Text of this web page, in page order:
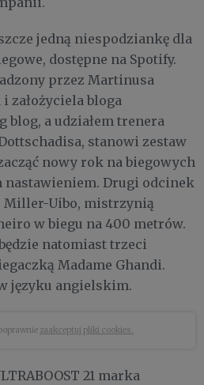
jedną niespodziankę dla
dostępne na Spotify.
przez Martinusa
założyciela bloga
a udziałem trenera
stanowi zestaw
nowy rok na biegowych
nastawieniem. Drugi odcinek
Miller-Uibo, mistrzynią
w biegu na 400 metrów.
natomiast trzeci
Madame Ghandi.
języku angielskim.
zaakceptuj pliki cookies.
21 marka